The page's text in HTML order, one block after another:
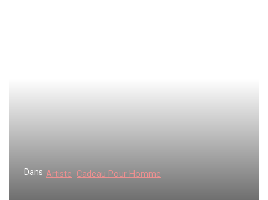
Dans Artiste Cadeau Pour Homme